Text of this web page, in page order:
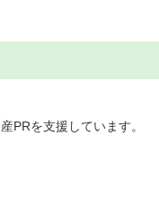
PRを支援しています。